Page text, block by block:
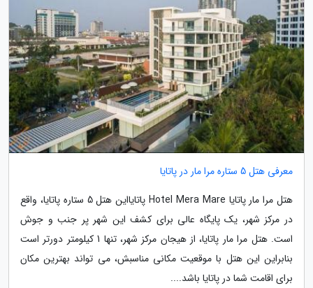
معرفی هتل 5 ستاره مرا مار در پاتایا
هتل مرا مار پاتایا Hotel Mera Mare پاتایااین هتل 5 ستاره پاتایا، واقع
در مرکز شهر، یک پایگاه عالی برای کشف این شهر پر جنب و جوش
است. هتل مرا مار پاتایا، از هیجان مرکز شهر، تنها 1 کیلومتر دورتر است
بنابراین این هتل با موقعیت مکانی مناسبش، می تواند بهترین مکان
برای اقامت شما در پاتایا باشد....